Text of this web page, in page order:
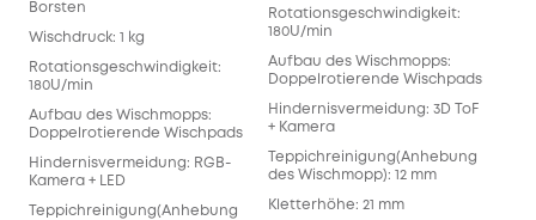
Borsten
Wischdruck: 1 kg
Rotationsgeschwindigkeit:
180U/min
Aufbau des Wischmopps:
Doppelrotierende Wischpads
Hindernisvermeidung: RGB-
Kamera + LED
Teppichreinigung(Anhebung
Rotationsgeschwindigkeit:
180U/min
Aufbau des Wischmopps:
Doppelrotierende Wischpads
Hindernisvermeidung: 3D ToF
+ Kamera
Teppichreinigung(Anhebung
des Wischmopp): 12 mm
Kletterhöhe: 21 mm